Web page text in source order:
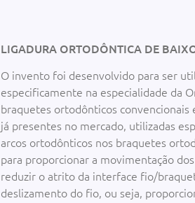
LIGADURA ORTODÔNTICA DE
O invento foi desenvolvido para ser
especificamente na especialidade da
braquetes ortodônticos
já presentes no mercado, utilizadas
arcos ortodônticos nos braquetes
para proporcionar a movimentação
reduzir o atrito da interface fio/
deslizamento do fio, ou seja,